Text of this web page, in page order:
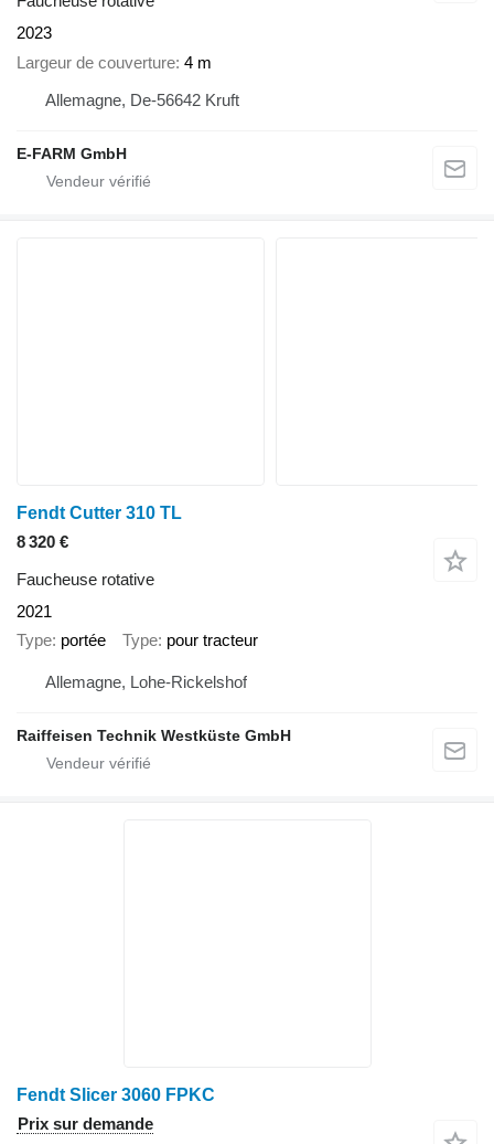
2023
Largeur de couverture 4 m
Allemagne, De-56642 Kruft
E-FARM GmbH
Fendt Cutter 310 TL
8 320 €
Faucheuse rotative
2021
Type portée Type pour tracteur
Allemagne, Lohe-Rickelshof
Raiffeisen Technik Westküste GmbH
Fendt Slicer 3060 FPKC
Prix sur demande